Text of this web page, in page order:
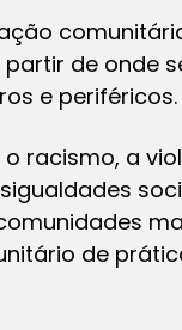
de onde
e periféricos.
racismo, a
de